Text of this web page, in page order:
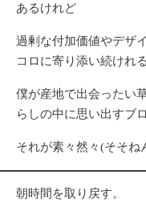
あるけれど
過剰な付加価値やデザ
コロに寄り添い続けれ
僕が産地で出会ったい
らしの中に思い出すブ
それが素々然々(そそね
朝時間を取り戻す。